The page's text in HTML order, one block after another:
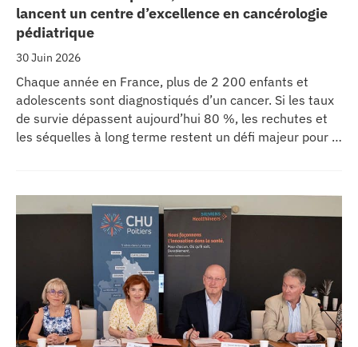
lancent un centre d’excellence en cancérologie
pédiatrique
30 Juin 2026
Chaque année en France, plus de 2 200 enfants et
adolescents sont diagnostiqués d’un cancer. Si les taux
de survie dépassent aujourd’hui 80 %, les rechutes et
les séquelles à long terme restent un défi majeur pour la
l’Oncopole Claudius Regaud et de leurs partenaires,
lancent CIRCLE, un centre de recherche d’excellence
dédié aux cancers pédiatriques.